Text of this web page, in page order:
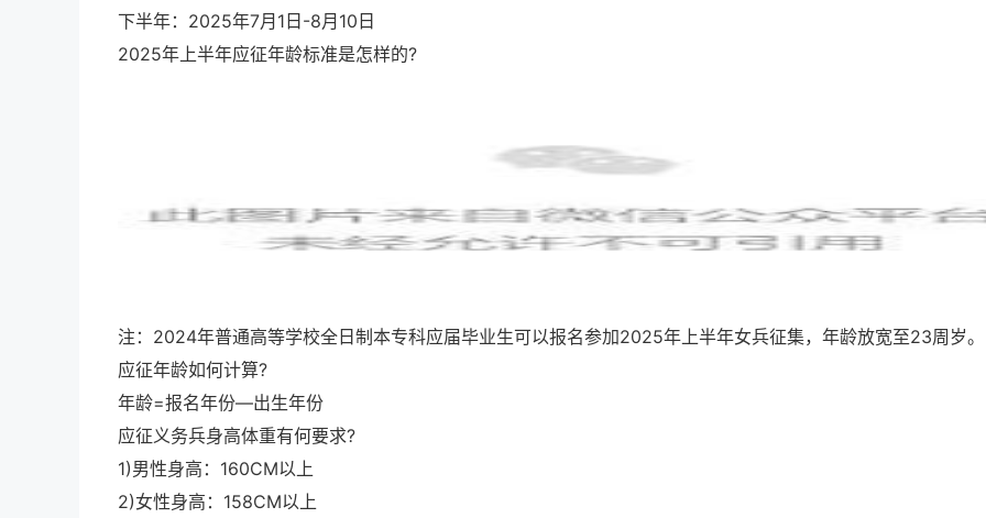
下半年：2025年7月1日-8月10日
2025年上半年应征年龄标准是怎样的?
注：2024年普通高等学校全日制本专科应届毕业生可以报名参加2025年上半年女兵征集，年龄放宽至23周岁。
应征年龄如何计算?
年龄=报名年份—出生年份
应征义务兵身高体重有何要求?
1)男性身高：160CM以上
2)女性身高：158CM以上